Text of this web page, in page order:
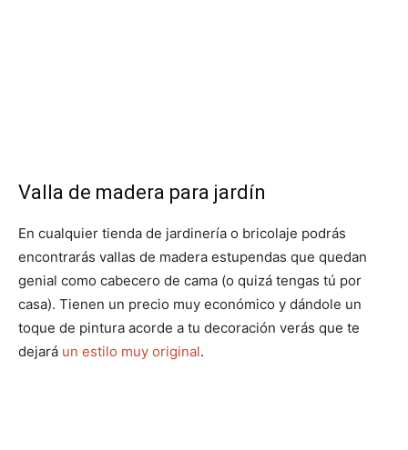
Valla de madera para jardín
En cualquier tienda de jardinería o bricolaje podrás
encontrarás vallas de madera estupendas que quedan
genial como cabecero de cama (o quizá tengas tú por
casa). Tienen un precio muy económico y dándole un
toque de pintura acorde a tu decoración verás que te
dejará un estilo muy original.